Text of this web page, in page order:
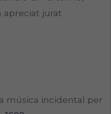
apreciat jurat
música incidental per